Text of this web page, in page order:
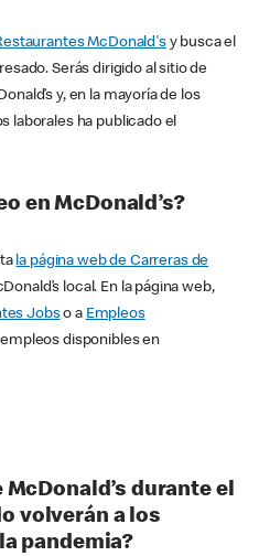
McDonald'sy busca el
Serás dirigido al sitio de
y, en la mayoría de los
laborales ha publicado el
en McDonald’s?
la página web de Carreras de
local. En la página web,
Jobso a Empleos
disponibles en
durante el
volverán a los
pandemia?